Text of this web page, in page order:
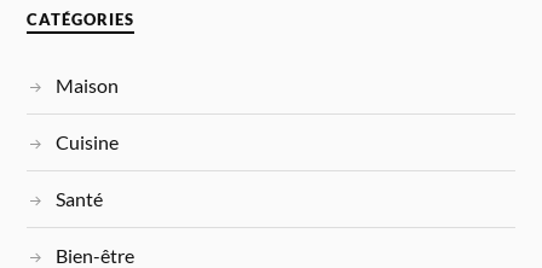
CATÉGORIES
Maison
Cuisine
Santé
Bien-être